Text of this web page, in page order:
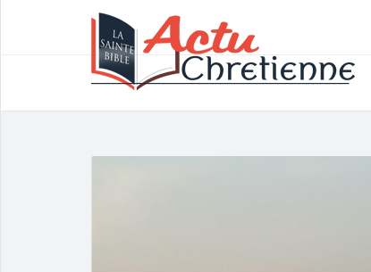
____________________________________